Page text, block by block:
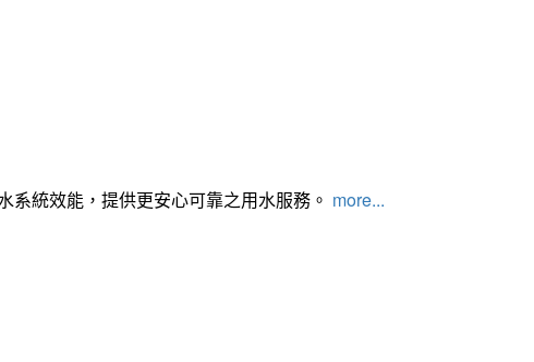
統效能，提供更安心可靠之用水服務。 more...